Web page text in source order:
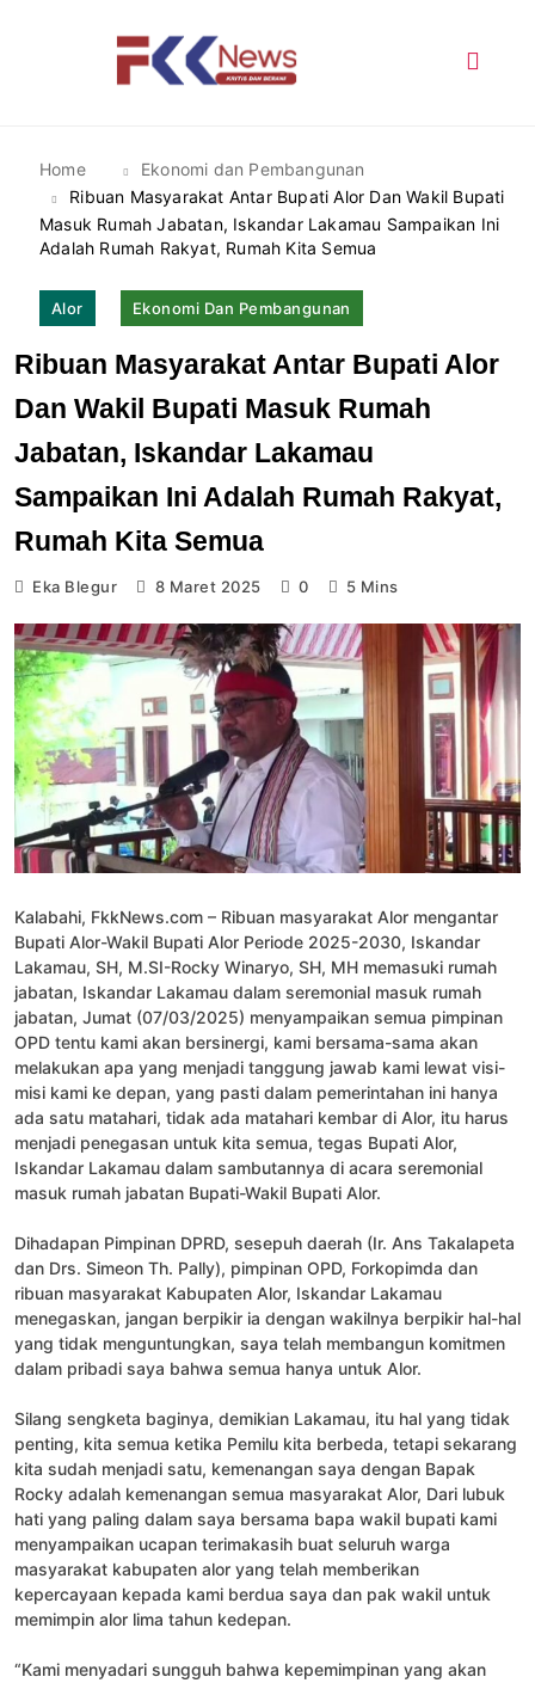
Home
Ekonomi dan Pembangunan
Ribuan Masyarakat Antar Bupati Alor Dan Wakil Bupati
Masuk Rumah Jabatan, Iskandar Lakamau Sampaikan Ini
Adalah Rumah Rakyat, Rumah Kita Semua
Alor Ekonomi Dan Pembangunan
Ribuan Masyarakat Antar Bupati Alor
Dan Wakil Bupati Masuk Rumah
Jabatan, Iskandar Lakamau
Sampaikan Ini Adalah Rumah Rakyat,
Rumah Kita Semua
Eka Blegur 8 Maret 2025 0 5 Mins
Kalabahi, FkkNews.com – Ribuan masyarakat Alor mengantar
Bupati Alor-Wakil Bupati Alor Periode 2025-2030, Iskandar
Lakamau, SH, M.SI-Rocky Winaryo, SH, MH memasuki rumah
jabatan, Iskandar Lakamau dalam seremonial masuk rumah
jabatan, Jumat (07/03/2025) menyampaikan semua pimpinan
OPD tentu kami akan bersinergi, kami bersama-sama akan
melakukan apa yang menjadi tanggung jawab kami lewat visi-
misi kami ke depan, yang pasti dalam pemerintahan ini hanya
ada satu matahari, tidak ada matahari kembar di Alor, itu harus
menjadi penegasan untuk kita semua, tegas Bupati Alor,
Iskandar Lakamau dalam sambutannya di acara seremonial
masuk rumah jabatan Bupati-Wakil Bupati Alor.
Dihadapan Pimpinan DPRD, sesepuh daerah (Ir. Ans Takalapeta
dan Drs. Simeon Th. Pally), pimpinan OPD, Forkopimda dan
ribuan masyarakat Kabupaten Alor, Iskandar Lakamau
menegaskan, jangan berpikir ia dengan wakilnya berpikir hal-hal
yang tidak menguntungkan, saya telah membangun komitmen
dalam pribadi saya bahwa semua hanya untuk Alor.
Silang sengketa baginya, demikian Lakamau, itu hal yang tidak
penting, kita semua ketika Pemilu kita berbeda, tetapi sekarang
kita sudah menjadi satu, kemenangan saya dengan Bapak
Rocky adalah kemenangan semua masyarakat Alor, Dari lubuk
hati yang paling dalam saya bersama bapa wakil bupati kami
menyampaikan ucapan terimakasih buat seluruh warga
masyarakat kabupaten alor yang telah memberikan
kepercayaan kepada kami berdua saya dan pak wakil untuk
memimpin alor lima tahun kedepan.
“Kami menyadari sungguh bahwa kepemimpinan yang akan